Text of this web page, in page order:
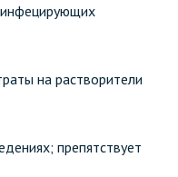
на растворители
препятствует